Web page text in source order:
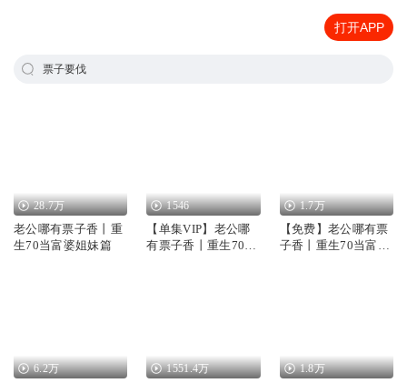
打开APP
票子要伐
28.7万
老公哪有票子香丨重
生70当富婆姐妹篇
1546
【单集VIP】老公哪
有票子香丨重生70当
1.7万
【免费】老公哪有票
子香丨重生70当富婆
6.2万 1551.4万 1.8万